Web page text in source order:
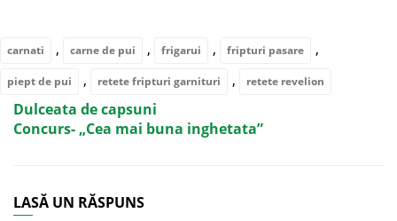
carnati , carne de pui , frigarui , fripturi pasare ,
piept de pui , retete fripturi garnituri , retete revelion
Dulceata de capsuni
Concurs- „Cea mai buna inghetata”
LASĂ UN RĂSPUNS